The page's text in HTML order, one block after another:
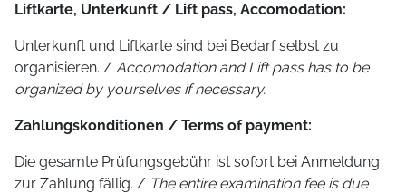
Liftkarte, Unterkunft / Lift pass, Accomodation:
Unterkunft und Liftkarte sind bei Bedarf selbst zu
organisieren. / Accomodation and Lift pass has to be
organized by yourselves if necessary.
Zahlungskonditionen / Terms of payment:
Die gesamte Prüfungsgebühr ist sofort bei Anmeldung
zur Zahlung fällig. / The entire examination fee is due